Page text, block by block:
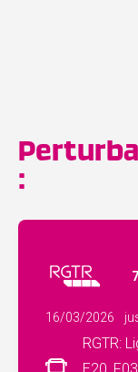
:
16/03/2026
RGTR:
E20,